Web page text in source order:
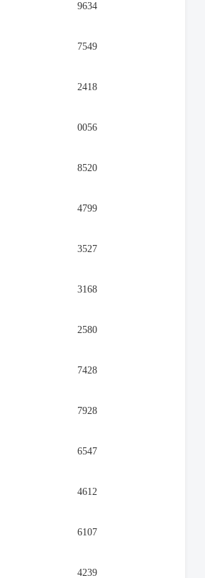
9634
7549
2418
0056
8520
4799
3527
3168
2580
7428
7928
6547
4612
6107
4239